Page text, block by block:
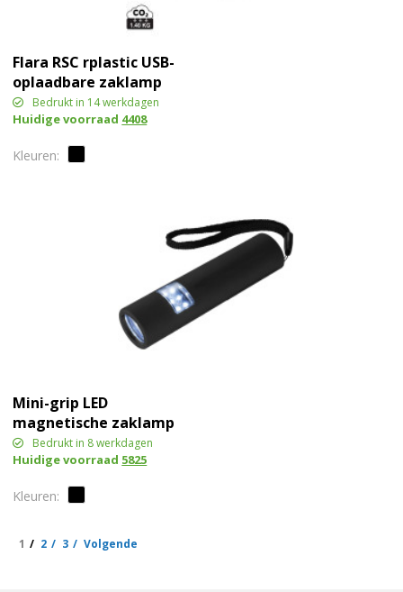
Flara RSC rplastic USB-
oplaadbare zaklamp
Bedrukt in 14 werkdagen
Huidige voorraad 4408
Mini-grip LED
magnetische zaklamp
Bedrukt in 8 werkdagen
Huidige voorraad 5825
1 2 3 Volgende